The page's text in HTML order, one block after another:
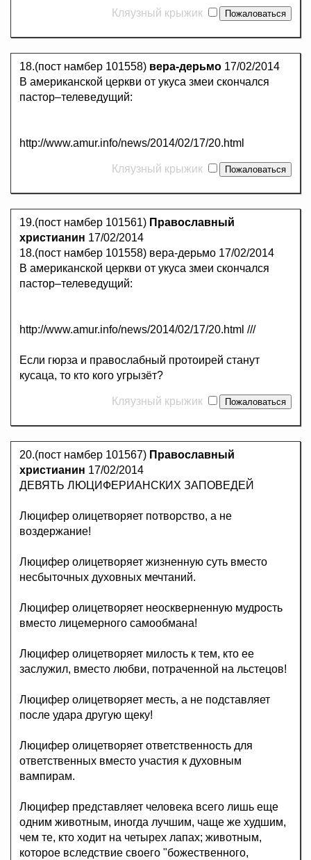
Кляузный крыжик
18.(пост намбер 101558) вера-дерьмо 17/02/2014
В американской церкви от укуса змеи скончался
пастор–телеведущий:
http://www.amur.info/news/2014/02/17/20.html
Кляузный крыжик
19.(пост намбер 101561) Православный
христианин 17/02/2014
18.(пост намбер 101558) вера-дерьмо 17/02/2014
В американской церкви от укуса змеи скончался
пастор–телеведущий:
http://www.amur.info/news/2014/02/17/20.html ///
Если гюрза и правослабный протоирей станут
кусаца, то кто кого угрызёт?
Кляузный крыжик
20.(пост намбер 101567) Православный
христианин 17/02/2014
ДЕВЯТЬ ЛЮЦИФЕРИАНСКИХ ЗАПОВЕДЕЙ
Люцифер олицетворяет потворство, а не
воздержание!
Люцифер олицетворяет жизненную суть вместо
несбыточных духовных мечтаний.
Люцифер олицетворяет неоскверненную мудрость
вместо лицемерного самообмана!
Люцифер олицетворяет милость к тем, кто ее
заслужил, вместо любви, потраченной на льстецов!
Люцифер олицетворяет месть, а не подставляет
после удара другую щеку!
Люцифер олицетворяет ответственность для
ответственных вместо участия к духовным
вампирам.
Люцифер представляет человека всего лишь еще
одним животным, иногда лучшим, чаще же худшим,
чем те, кто ходит на четырех лапах; животным,
которое вследствие своего "божественного,